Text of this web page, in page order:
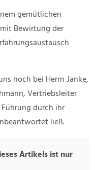
gemütlichen
Bewirtung der
noch bei Herrn Janke,
Vertriebsleiter
durch ihr
ließ.
Artikels ist nur